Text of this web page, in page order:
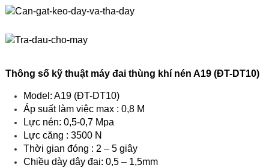
Thông số kỹ thuật máy đai thùng khí nén A19 (ĐT-DT10)
Model: A19 (ĐT-DT10)
Áp suất làm việc max : 0,8 M
Lực nén: 0,5-0,7 Mpa
Lực căng : 3500 N
Thời gian đóng : 2 – 5 giây
Chiều dày dây đai: 0,5 – 1,5mm